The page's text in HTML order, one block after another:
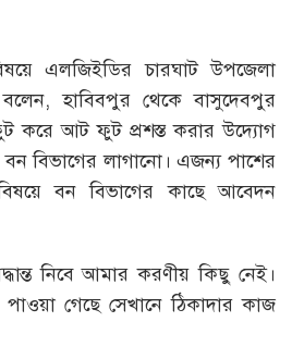
এলজিইডির চারঘাট উপজেলা
হাবিবপুর থেকে বাসুদেবপুর
করে আট ফুট প্রশস্ত করার উদ্যোগ
বিভাগের লাগানো। এজন্য পাশের
বন বিভাগের কাছে আবেদন
নিবে আমার করণীয় কিছু নেই।
গেছে সেখানে ঠিকাদার কাজ